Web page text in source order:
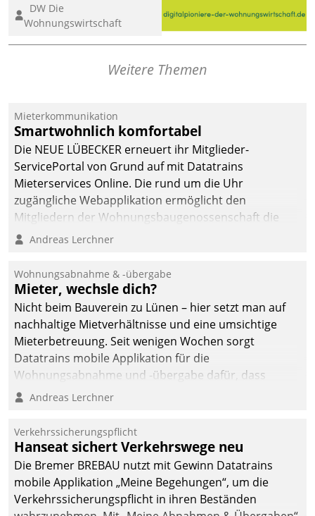
eine digitale Zukunft zu
finden, ist das Ziel des
Awards „Digitalpioniere
Wohnungswirtschaft“.
dafür ein Team
bestehend aus
Wohnungsunternehmen
und PropTech.
DW Die
Wohnungswirtschaft
Weitere Themen
Mieterkommunikation
Smartwohnlich komfortabel
Die NEUE LÜBECKER erneuert ihr Mitglieder-
ServicePortal von Grund auf mit Datatrains
Mieterservices Online. Die rund um die Uhr
zugängliche Webapplikation ermöglicht den
Mitgliedern der Wohnungs­bau­genossenschaft die
Kontaktaufnahme per Smartphone, Tablet oder PC.
Andreas Lerchner
Wohnungsabnahme & -übergabe
Mieter, wechsle dich?
Nicht beim Bauverein zu Lünen – hier setzt man auf
nachhaltige Mietverhältnisse und eine umsichtige
Mieterbetreuung. Seit wenigen Wochen sorgt
Datatrains mobile Applikation für die
Wohnungsabnahme und -übergabe dafür, dass
Mieter wohlgeordnet kommen und, so es sein muss,
Andreas Lerchner
Verkehrssicherungspflicht
Hanseat sichert Verkehrswege neu
Die Bremer BREBAU nutzt mit Gewinn Datatrains
mobile Applikation „Meine Begehungen“, um die
Verkehrssicherungspflicht in ihren Beständen